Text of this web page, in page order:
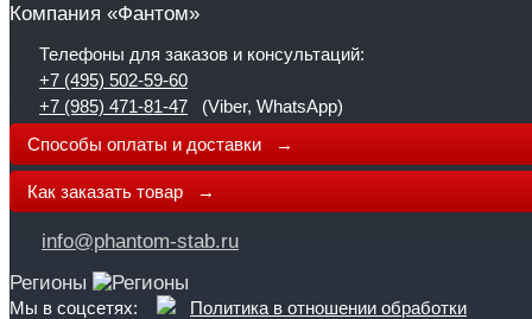
Компания «Фантом»
Телефоны для заказов и консультаций:
+7 (495) 502-59-60
+7 (985) 471-81-47 (Viber, WhatsApp)
Способы оплаты и доставки →
Как заказать товар →
info@phantom-stab.ru
Регионы
Мы в соцсетях:
Политика в отношении обработки